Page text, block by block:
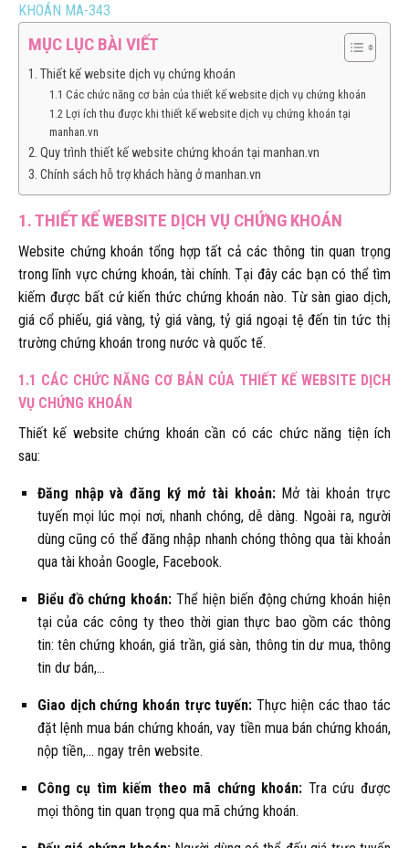
KHOÁN MA-343
MỤC LỤC BÀI VIẾT
1. Thiết kế website dịch vụ chứng khoán
1.1 Các chức năng cơ bản của thiết kế website dịch vụ chứng khoán
1.2 Lợi ích thu được khi thiết kế website dịch vụ chứng khoán tại
manhan.vn
2. Quy trình thiết kế website chứng khoán tại manhan.vn
3. Chính sách hỗ trợ khách hàng ở manhan.vn
1. THIẾT KẾ WEBSITE DỊCH VỤ CHỨNG KHOÁN
Website chứng khoán tổng hợp tất cả các thông tin quan trọng
trong lĩnh vực chứng khoán, tài chính. Tại đây các bạn có thể tìm
kiếm được bất cứ kiến thức chứng khoán nào. Từ sàn giao dịch,
giá cổ phiếu, giá vàng, tỷ giá vàng, tỷ giá ngoại tệ đến tin tức thị
trường chứng khoán trong nước và quốc tế.
1.1 CÁC CHỨC NĂNG CƠ BẢN CỦA THIẾT KẾ WEBSITE DỊCH
VỤ CHỨNG KHOÁN
Thiết kế website chứng khoán cần có các chức năng tiện ích
sau:
Đăng nhập và đăng ký mở tài khoản:Mở tài khoản trực
tuyến mọi lúc mọi nơi, nhanh chóng, dễ dàng. Ngoài ra, người
dùng cũng có thể đăng nhập nhanh chóng thông qua tài khoản
qua tài khoản Google, Facebook.
Biểu đồ chứng khoán: Thể hiện biến động chứng khoán hiện
tại của các công ty theo thời gian thực bao gồm các thông
tin: tên chứng khoán, giá trần, giá sàn, thông tin dư mua, thông
tin dư bán,…
Giao dịch chứng khoán trực tuyến: Thực hiện các thao tác
đặt lệnh mua bán chứng khoán, vay tiền mua bán chứng khoán,
nộp tiền,… ngay trên website.
Công cụ tìm kiếm theo mã chứng khoán: Tra cứu được
mọi thông tin quan trọng qua mã chứng khoán.